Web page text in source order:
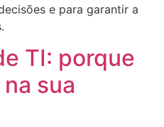
e para garantir a
TI: porque
sua